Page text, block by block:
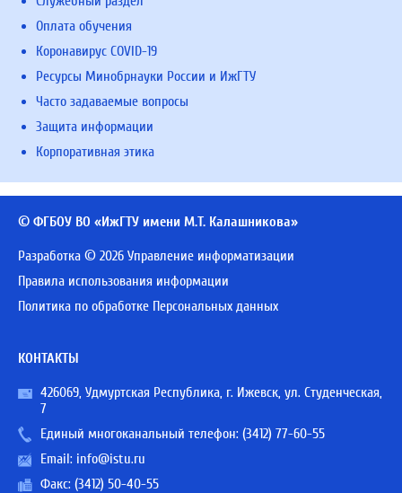
Оплата обучения
Коронавирус COVID-19
Ресурсы Минобрнауки России и ИжГТУ
Часто задаваемые вопросы
Защита информации
Корпоративная этика
© ФГБОУ ВО «ИжГТУ имени М.Т. Калашникова»
Разработка © 2026 Управление информатизации
Правила использования информации
Политика по обработке Персональных данных
КОНТАКТЫ
426069, Удмуртская Республика, г. Ижевск, ул. Студенческая,
7
Единый многоканальный телефон: (3412) 77-60-55
Email: info@istu.ru
Факс: (3412) 50-40-55